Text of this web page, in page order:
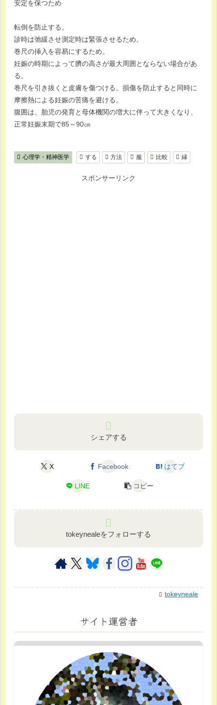
安定を保つため
転倒を防止する。
診時は弛緩させ測定時は緊張させるため。
巻尺の挿入を容易にするため。
妊娠の時期によって臍の高さが最大周囲とならない場合があ
る。
巻尺を引き抜くと皮膚を傷つける。損傷を防止すると同時に
摩擦熱による妊娠の苦痛を避ける。
腹囲は、胎児の発育と母体機関の増大に伴って大きくなり、
正常妊娠末期で85～90㎝
心理学・精神医学 する 方法 服 比較 縁
スポンサーリンク
シェアする
X Facebook はてブ
LINE コピー
tokeynealeをフォローする
tokeyneale
サイト運営者